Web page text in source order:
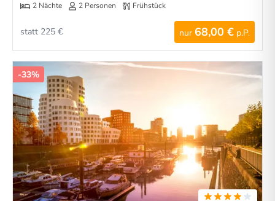
2 Nächte 2 Personen Frühstück
nur 68,00 € p.P.
statt 225 €
-33%